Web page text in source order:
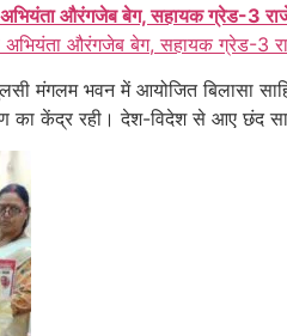
औरंगजेब बेग, सहायक ग्रेड-3
औरंगजेब बेग, सहायक ग्रेड-3
मंगलम भवन में आयोजित बिलासा
का केंद्र रही। देश-विदेश से आए छंद